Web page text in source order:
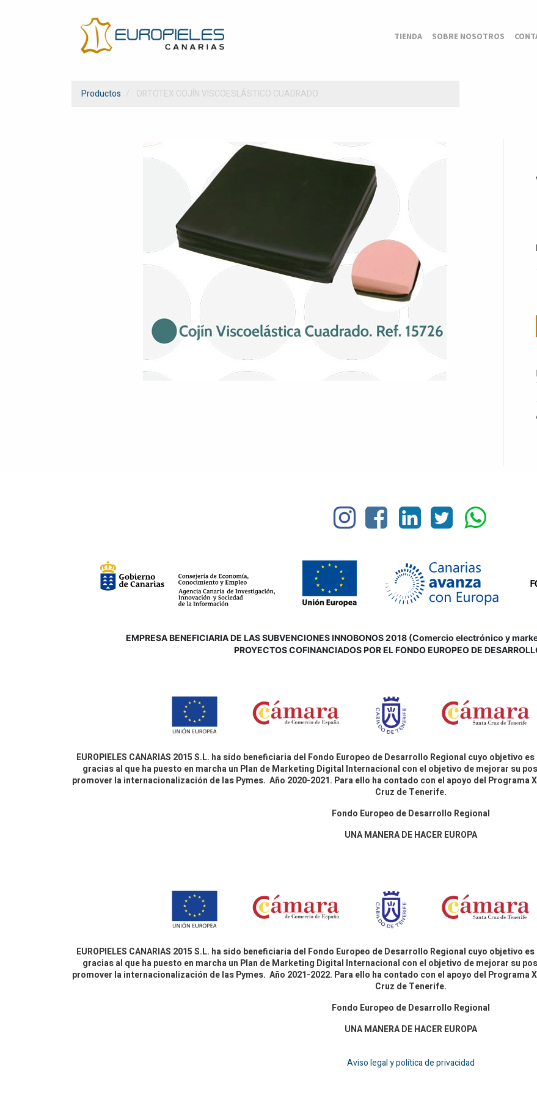
TIENDA SOBRE NOSOTROS
Productos ORTOTEX COJÍN VISCOESLÁSTICO CUADRADO
EMPRESA BENEFICIARIA DE LAS SUBVENCIONES INNOBONOS 2018 (Comercio electrónico y
PROYECTOS COFINANCIADOS POR EL FONDO EUROPEO DE
EUROPIELES CANARIAS 2015 S.L. ha sido beneficiaria del Fondo Europeo de Desarrollo Regional cuyo
gracias al que ha puesto en marcha un Plan de Marketing Digital Internacional con el objetivo de mejorar su
promover la internacionalización de las Pymes. Año 2020-2021. Para ello ha contado con el apoyo del Programa
Cruz de Tenerife.
Fondo Europeo de Desarrollo Regional
UNA MANERA DE HACER EUROPA
EUROPIELES CANARIAS 2015 S.L. ha sido beneficiaria del Fondo Europeo de Desarrollo Regional cuyo
gracias al que ha puesto en marcha un Plan de Marketing Digital Internacional con el objetivo de mejorar su
promover la internacionalización de las Pymes. Año 2021-2022. Para ello ha contado con el apoyo del Programa
Cruz de Tenerife.
Fondo Europeo de Desarrollo Regional
UNA MANERA DE HACER EUROPA
Aviso legal y política de privacidad